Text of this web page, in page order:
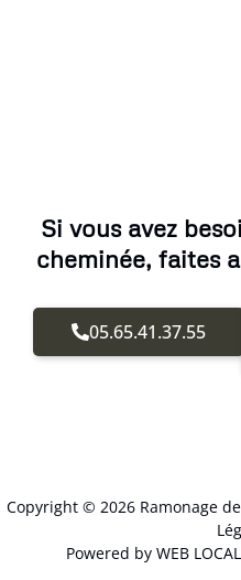
Si vous avez
cheminée, faites
05.65.41.37.55
Copyright © 2026 Ramonage
Powered by WEB